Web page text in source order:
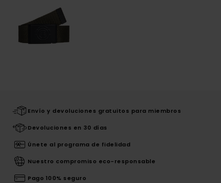
Envío y devoluciones gratuitos para miembros
Devoluciones en 30 días
Únete al programa de fidelidad
Nuestro compromiso eco-responsable
Pago 100% seguro